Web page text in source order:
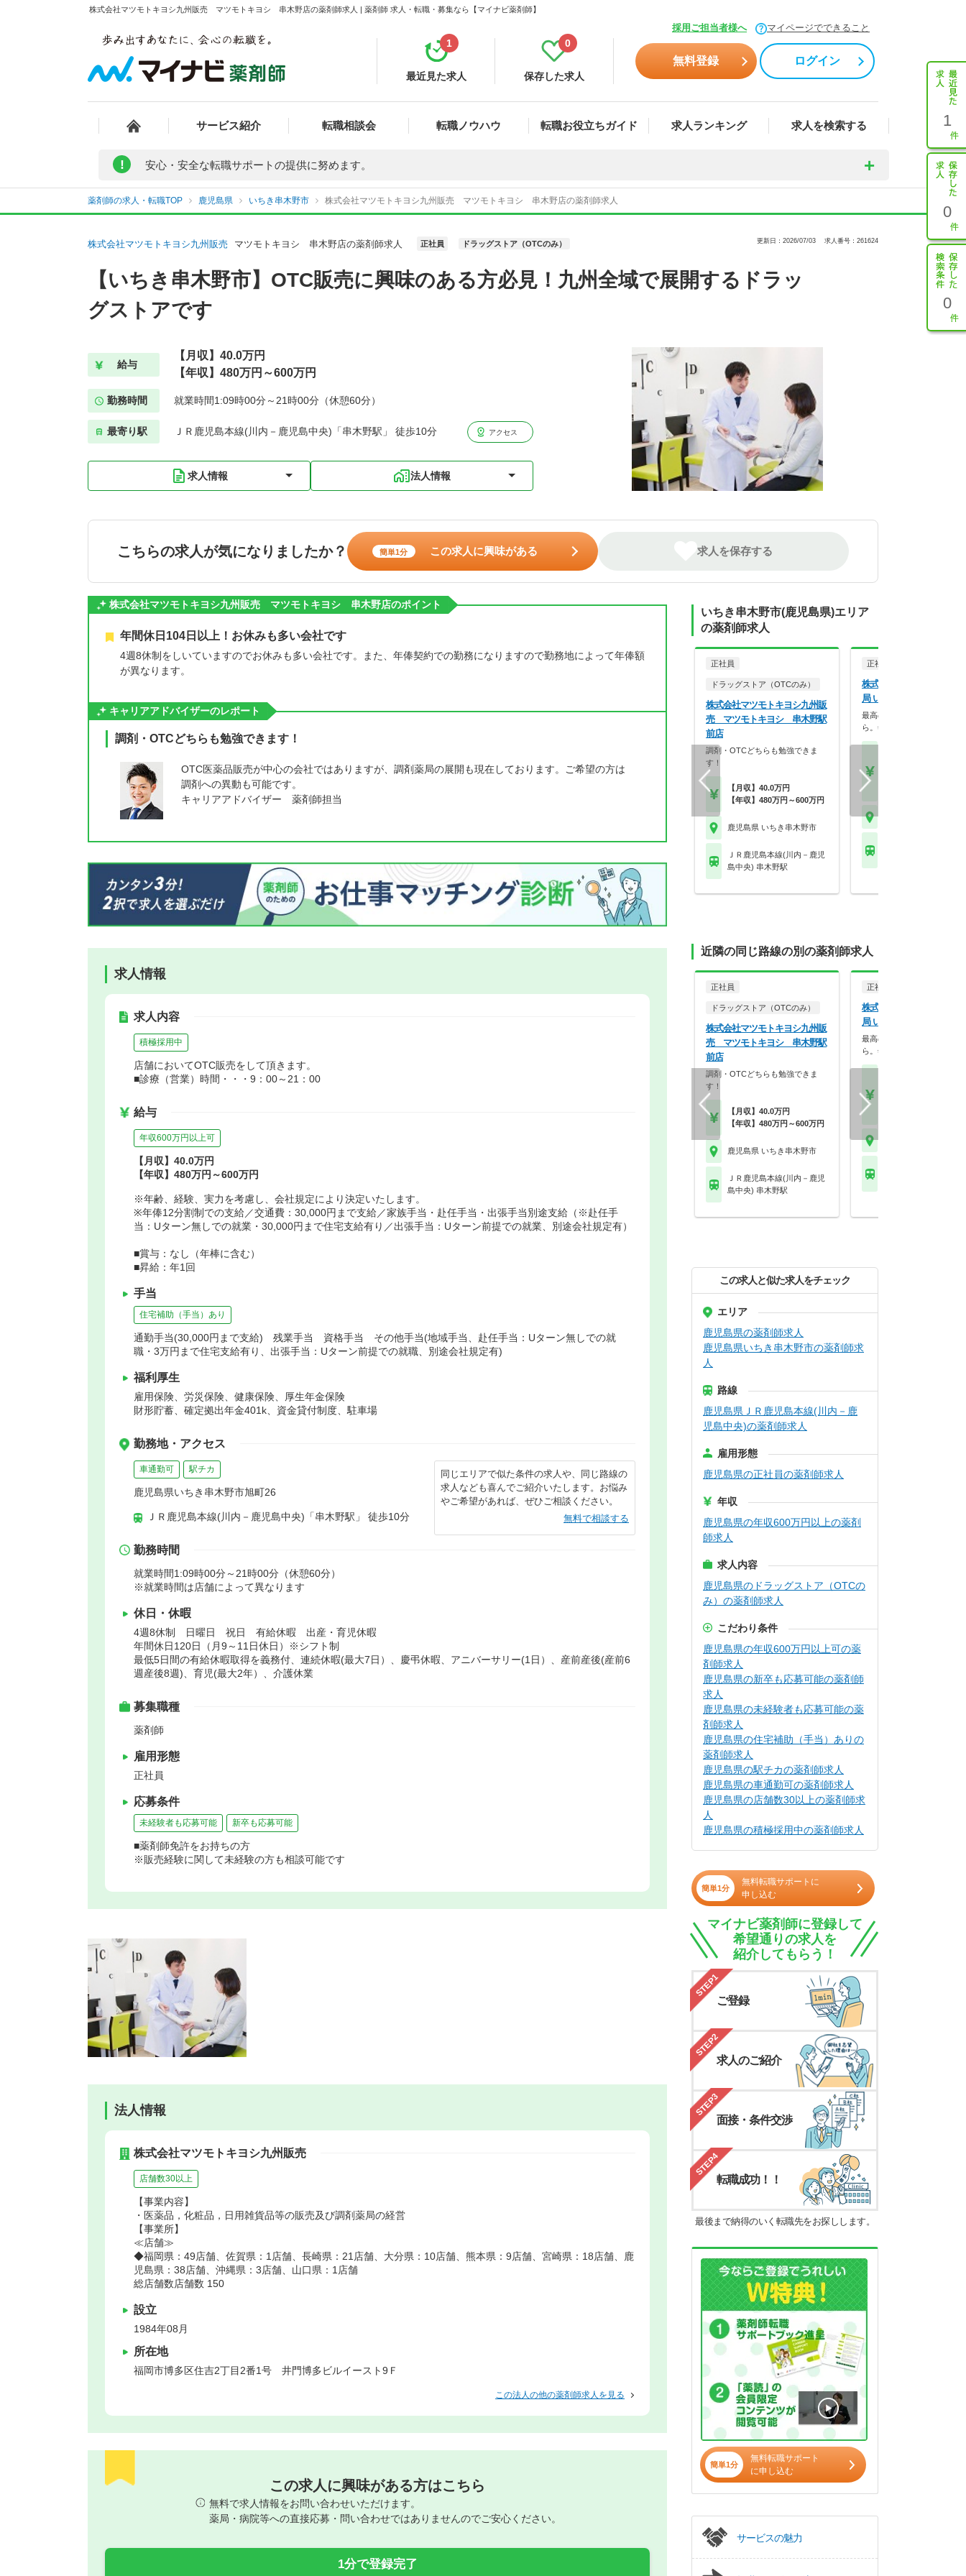
株式会社マツモトキヨシ九州販売 マツモトキヨシ 串木野店の薬剤師求人 | 薬剤師 求人・転職・募集なら【マイナビ薬剤師】
採用ご担当者様へ マイページでできること
最近見た求人
1
保存した求人
0
無料登録 ログイン
サービス紹介 転職相談会 転職ノウハウ 転職お役立ちガイド 求人ランキング 求人を検索する 1
0
0
! 安心・安全な転職サポートの提供に努めます。
薬剤師の求人・転職TOP 鹿児島県 いちき串木野市 株式会社マツモトキヨシ九州販売 マツモトキヨシ 串木野店の薬剤師求人
株式会社マツモトキヨシ九州販売 マツモトキヨシ 串木野店の薬剤師求人 正社員 ドラッグストア（OTCのみ） 更新日：2026/07/03 求人番号：261624
【いちき串木野市】OTC販売に興味のある方必見！九州全域で展開するドラッ
グストアです
給与
【月収】40.0万円
【年収】480万円～600万円
勤務時間 就業時間1:09時00分～21時00分（休憩60分）
最寄り駅 ＪＲ鹿児島本線(川内－鹿児島中央)「串木野駅」 徒歩10分 アクセス
求人情報 法人情報
こちらの求人が気になりましたか？ 簡単1分 この求人に興味がある 求人を保存する
株式会社マツモトキヨシ九州販売 マツモトキヨシ 串木野店のポイント
年間休日104日以上！お休みも多い会社です
4週8休制をしいていますのでお休みも多い会社です。また、年俸契約での勤務になりますので勤務地によって年俸額
が異なります。
キャリアアドバイザーのレポート
調剤・OTCどちらも勉強できます！
OTC医薬品販売が中心の会社ではありますが、調剤薬局の展開も現在しております。ご希望の方は
調剤への異動も可能です。
キャリアアドバイザー 薬剤師担当
求人情報
求人内容
積極採用中
店舗においてOTC販売をして頂きます。
■診療（営業）時間・・・9：00～21：00
給与
年収600万円以上可
【月収】40.0万円
【年収】480万円～600万円
※年齢、経験、実力を考慮し、会社規定により決定いたします。
※年俸12分割制での支給／交通費：30,000円まで支給／家族手当・赴任手当・出張手当別途支給（※赴任手
当：Uターン無しでの就業・30,000円まで住宅支給有り／出張手当：Uターン前提での就業、別途会社規定有）
■賞与：なし（年棒に含む）
■昇給：年1回
手当
住宅補助（手当）あり
通勤手当(30,000円まで支給) 残業手当 資格手当 その他手当(地域手当、赴任手当：Uターン無しでの就
職・3万円まで住宅支給有り、出張手当：Uターン前提での就職、別途会社規定有)
福利厚生
雇用保険、労災保険、健康保険、厚生年金保険
財形貯蓄、確定拠出年金401k、資金貸付制度、駐車場
勤務地・アクセス
車通勤可 駅チカ
鹿児島県いちき串木野市旭町26
ＪＲ鹿児島本線(川内－鹿児島中央)「串木野駅」 徒歩10分
同じエリアで似た条件の求人や、同じ路線の
求人なども喜んでご紹介いたします。お悩み
やご希望があれば、ぜひご相談ください。
無料で相談する
勤務時間
就業時間1:09時00分～21時00分（休憩60分）
※就業時間は店舗によって異なります
休日・休暇
4週8休制 日曜日 祝日 有給休暇 出産・育児休暇
年間休日120日（月9～11日休日）※シフト制
最低5日間の有給休暇取得を義務付、連続休暇(最大7日）、慶弔休暇、アニバーサリー(1日）、産前産後(産前6
週産後8週)、育児(最大2年）、介護休業
募集職種
薬剤師
雇用形態
正社員
応募条件
未経験者も応募可能 新卒も応募可能
■薬剤師免許をお持ちの方
※販売経験に関して未経験の方も相談可能です
法人情報
株式会社マツモトキヨシ九州販売
店舗数30以上
【事業内容】
・医薬品，化粧品，日用雑貨品等の販売及び調剤薬局の経営
【事業所】
≪店舗≫
◆福岡県：49店舗、佐賀県：1店舗、長崎県：21店舗、大分県：10店舗、熊本県：9店舗、宮崎県：18店舗、鹿
児島県：38店舗、沖縄県：3店舗、山口県：1店舗
総店舗数店舗数 150
設立
1984年08月
所在地
福岡市博多区住吉2丁目2番1号 井門博多ビルイースト9Ｆ
この法人の他の薬剤師求人を見る
この求人に興味がある方はこちら
無料で求人情報をお問い合わせいただけます。
薬局・病院等への直接応募・問い合わせではありませんのでご安心ください。
1分で登録完了
いちき串木野市(鹿児島県)エリア
の薬剤師求人
正社員
ドラッグストア（OTCのみ）
株式会社マツモトキヨシ九州販
売 マツモトキヨシ 串木野駅
前店
調剤・OTCどちらも勉強できま
す！
【月収】40.0万円
【年収】480万円～600万円
鹿児島県 いちき串木野市
ＪＲ鹿児島本線(川内－鹿児
島中央) 串木野駅
正社員
株式会社スギ薬局 阪神
局 いちき串木野店
最高の服薬指導は、最高の休
ら。年2回の4連休、…
近隣の同じ路線の別の薬剤師求人
正社員
ドラッグストア（OTCのみ）
株式会社マツモトキヨシ九州販
売 マツモトキヨシ 串木野駅
前店
調剤・OTCどちらも勉強できま
す！
【月収】40.0万円
【年収】480万円～600万円
鹿児島県 いちき串木野市
ＪＲ鹿児島本線(川内－鹿児
島中央) 串木野駅
正社員
株式会社スギ薬局 阪神
局 いちき串木野店
最高の服薬指導は、最高の休
ら。年2回の4連休、…
この求人と似た求人をチェック
エリア
鹿児島県の薬剤師求人
鹿児島県いちき串木野市の薬剤師求
人
路線
鹿児島県ＪＲ鹿児島本線(川内－鹿
児島中央)の薬剤師求人
雇用形態
鹿児島県の正社員の薬剤師求人
年収
鹿児島県の年収600万円以上の薬剤
師求人
求人内容
鹿児島県のドラッグストア（OTCの
み）の薬剤師求人
こだわり条件
鹿児島県の年収600万円以上可の薬
剤師求人
鹿児島県の新卒も応募可能の薬剤師
求人
鹿児島県の未経験者も応募可能の薬
剤師求人
鹿児島県の住宅補助（手当）ありの
薬剤師求人
鹿児島県の駅チカの薬剤師求人
鹿児島県の車通勤可の薬剤師求人
鹿児島県の店舗数30以上の薬剤師求
人
鹿児島県の積極採用中の薬剤師求人
簡単1分
無料転職サポートに
申し込む
マイナビ薬剤師に登録して
希望通りの求人を
紹介してもらう！
STEP1
ご登録
STEP2
求人のご紹介
STEP3
面接・条件交渉
STEP4
転職成功！！
最後まで納得のいく転職先をお探しします。
簡単1分
無料転職サポート
に申し込む
サービスの魅力